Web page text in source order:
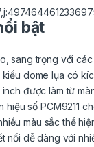
bật
sang trọng với
dome lụa có
được làm từ
hiệu số PCM9211
màu sắc thể
nối dễ dàng với